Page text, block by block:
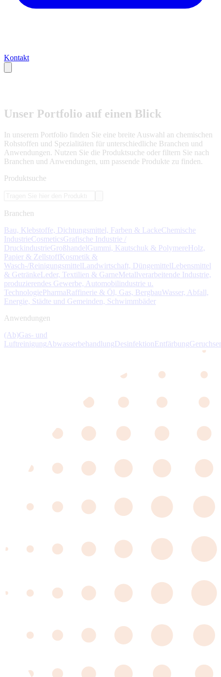
Kontakt
Unser Portfolio auf einen Blick
In unserem Portfolio finden Sie eine breite Auswahl an chemischen
Rohstoffen und Spezialitäten für unterschiedliche Branchen und
Anwendungen. Nutzen Sie die Produktsuche oder filtern Sie nach
Branchen und Anwendungen, um passende Produkte zu finden.
Produktsuche
Branchen
Bau, Klebstoffe, Dichtungsmittel, Farben & LackeChemische
IndustrieCosmeticsGrafische Industrie /
DruckindustrieGroßhandelGummi, Kautschuk & PolymereHolz,
Papier & ZellstoffKosmetik &
Wasch-/ReinigungsmittelLandwirtschaft, DüngemittelLebensmittel
& GetränkeLeder, Textilien & GarneMetallverarbeitende Industrie,
produzierendes Gewerbe, Automobilindustrie u.
TechnologiePharmaRaffinerie & Öl, Gas, BergbauWasser, Abfall,
Energie, Städte und Gemeinden, Schwimmbäder
Anwendungen
(Ab)Gas- und
LuftreinigungAbwasserbehandlungDesinfektionEntfärbung